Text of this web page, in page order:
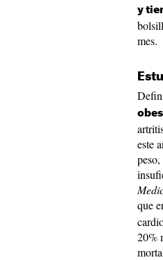
y
mes.
este
que
20%